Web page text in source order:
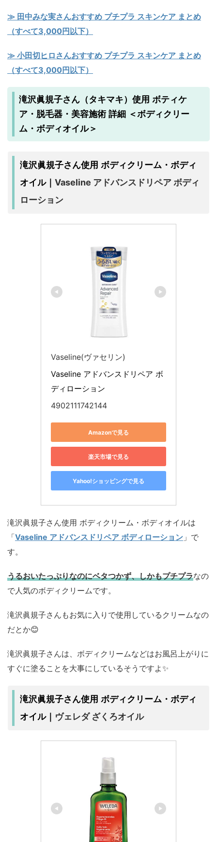
≫ 田中みな実さんおすすめ プチプラ スキンケア まとめ
（すべて3,000円以下）
≫ 小田切ヒロさんおすすめ プチプラ スキンケア まとめ
（すべて3,000円以下）
滝沢眞規子さん（タキマキ）使用 ボティケ
ア・脱毛器・美容施術 詳細 ＜ボディクリー
ム・ボディオイル＞
滝沢眞規子さん使用 ボディクリーム・ボディ
オイル｜Vaseline アドバンスドリペア ボディ
ローション
Vaseline(ヴァセリン)
Vaseline アドバンスドリペア ボ
ディローション
4902111742144
Amazonで見る
楽天市場で見る
Yahoo!ショッピングで見る
滝沢眞規子さん使用 ボディクリーム・ボディオイルは
「Vaseline アドバンスドリペア ボディローション 」で
す。
うるおいたっぷりなのにベタつかず、しかもプチプラなの
で人気のボディクリームです。
滝沢眞規子さんもお気に入りで使用しているクリームなの
だとか😊
滝沢眞規子さんは、ボディクリームなどはお風呂上がりに
すぐに塗ることを大事にしているそうですよ✨
滝沢眞規子さん使用 ボディクリーム・ボディ
オイル｜ ヴェレダ ざくろオイル